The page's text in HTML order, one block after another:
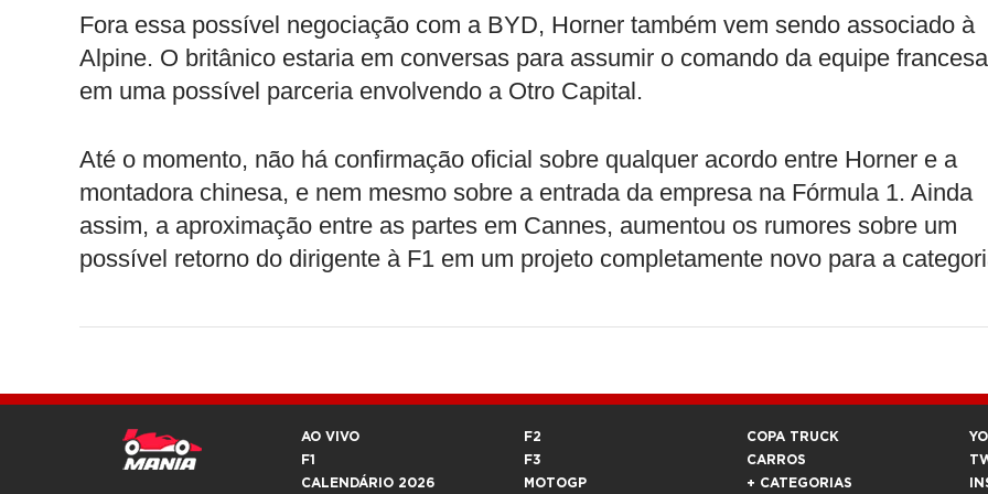
Fora essa possível negociação com a BYD, Horner também vem sendo associado à
Alpine. O britânico estaria em conversas para assumir o comando da equipe francesa
em uma possível parceria envolvendo a Otro Capital.
Até o momento, não há confirmação oficial sobre qualquer acordo entre Horner e a
montadora chinesa, e nem mesmo sobre a entrada da empresa na Fórmula 1. Ainda
assim, a aproximação entre as partes em Cannes, aumentou os rumores sobre um
possível retorno do dirigente à F1 em um projeto completamente novo para a
AO VIVO
F1
CALENDÁRIO 2026
F2
F3
MOTOGP
COPA TRUCK
CARROS
+ CATEGORIAS